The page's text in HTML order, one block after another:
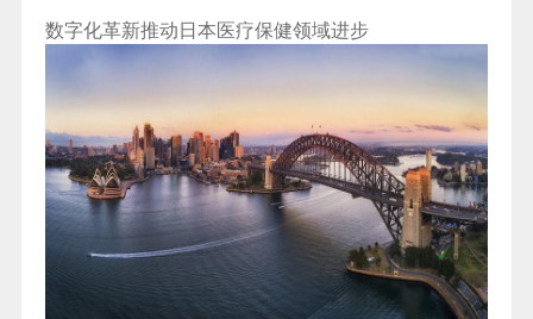
数字化革新推动日本医疗保健领域进步